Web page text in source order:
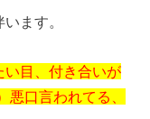
ます。
い目、付き合いが
口言われてる、